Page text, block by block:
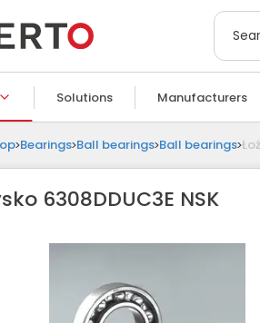
Solutions Manufacturers
Description
Bearings Ball bearings Ball bearings
6308DDUC3E NSK